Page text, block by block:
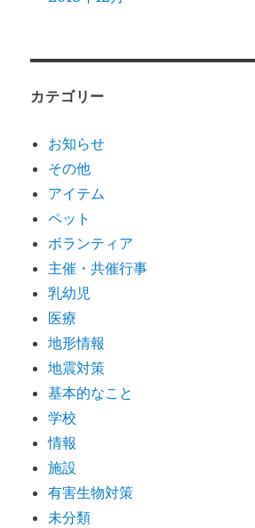
カテゴリー
お知らせ
その他
アイテム
ペット
ボランティア
主催・共催行事
乳幼児
医療
地形情報
地震対策
基本的なこと
学校
情報
施設
有害生物対策
未分類